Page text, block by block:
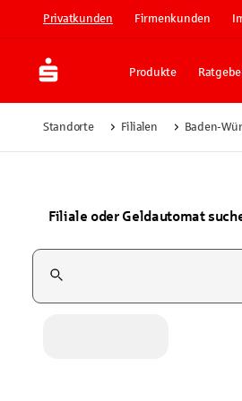
Privatkunden Firmenkunden
Produkte
Standorte Filialen Baden-
Filiale oder Geldautomat
Suchfeld